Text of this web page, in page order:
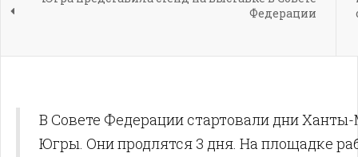
Федерации
В Совете Федерации стартовали дни
Югры. Они продлятся 3 дня. На площадке